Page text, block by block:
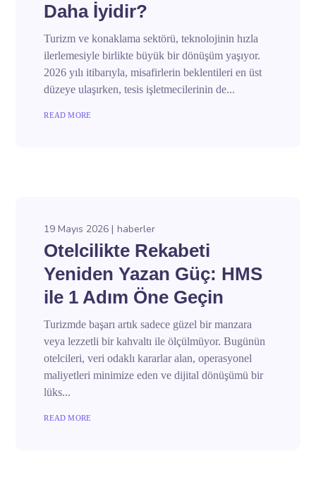
Daha İyidir?
Turizm ve konaklama sektörü, teknolojinin hızla
ilerlemesiyle birlikte büyük bir dönüşüm yaşıyor.
2026 yılı itibarıyla, misafirlerin beklentileri en üst
düzeye ulaşırken, tesis işletmecilerinin de...
READ MORE
19 Mayıs 2026 haberler
Otelcilikte Rekabeti
Yeniden Yazan Güç: HMS
ile 1 Adım Öne Geçin
Turizmde başarı artık sadece güzel bir manzara
veya lezzetli bir kahvaltı ile ölçülmüyor. Bugünün
otelcileri, veri odaklı kararlar alan, operasyonel
maliyetleri minimize eden ve dijital dönüşümü bir
lüks...
READ MORE